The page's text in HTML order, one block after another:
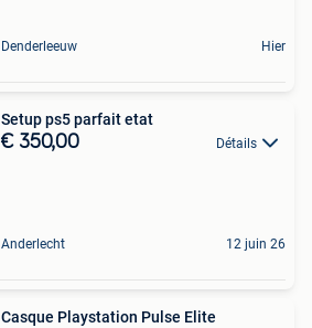
Denderleeuw Hier
Setup ps5 parfait etat
€ 350,00 Détails
Anderlecht 12 juin 26
Casque Playstation Pulse Elite